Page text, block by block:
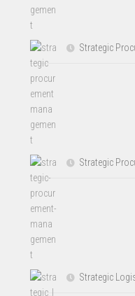
Strategic
Strategic
Strategic